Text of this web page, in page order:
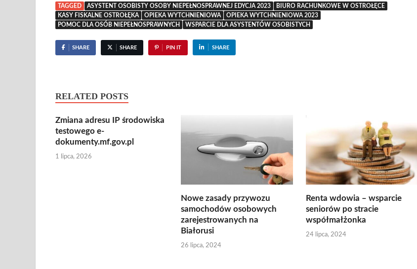
TAGGED ASYSTENT OSOBISTY OSOBY NIEPEŁNOSPRAWNEJ EDYCJA 2023
BIURO RACHUNKOWE W OSTROŁĘCE
KASY FISKALNE OSTROŁĘKA
OPIEKA WYTCHNIENIOWA
OPIEKA WYTCHNIENIOWA 2023
POMOC DLA OSÓB NIEPEŁNOSPRAWNYCH
WSPARCIE DLA ASYSTENTÓW OSOBISTYCH
SHARE SHARE PIN IT SHARE
RELATED POSTS
Zmiana adresu IP środowiska
testowego e-
dokumenty.mf.gov.pl
1 lipca, 2026
Nowe zasady przywozu
samochodów osobowych
zarejestrowanych na
Białorusi
26 lipca, 2024
Renta wdowia – wsparcie
seniorów po stracie
współmałżonka
24 lipca, 2024